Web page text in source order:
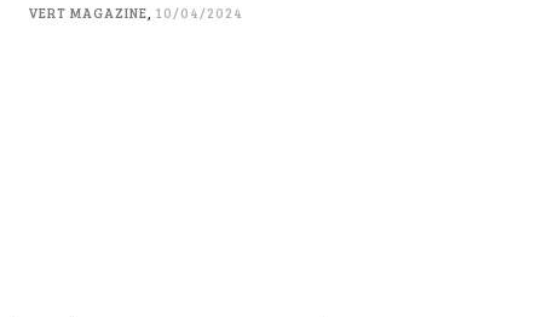
VERT MAGAZINE, 10/04/2024